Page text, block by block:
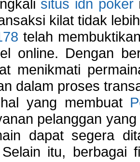
situs idn poker
kilat tidak
telah
online. Dengan
menikmati
dalam proses
yang membuat
pelanggan
dapat segera
itu, berbagai